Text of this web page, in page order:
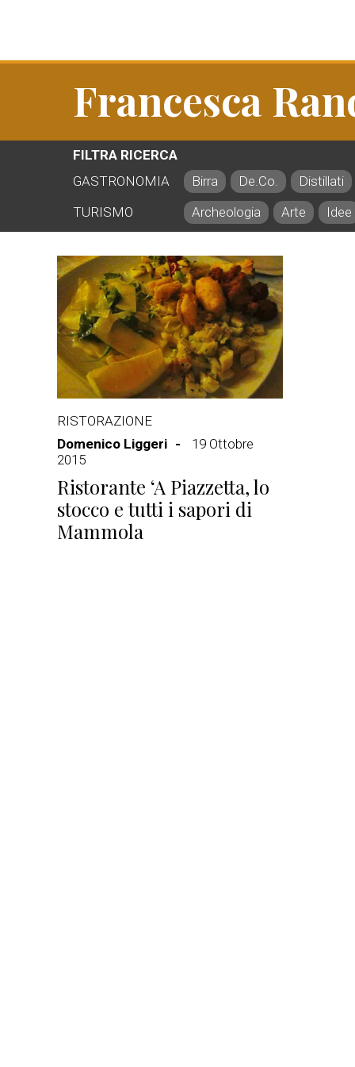
Francesca
FILTRA RICERCA
GASTRONOMIA
Birra De.Co.
Distillati
TURISMO
Archeologia Arte Idee
RISTORAZIONE
Domenico Liggeri
19 Ottobre
2015
Ristorante ‘A Piazzetta, lo
stocco e tutti i sapori di
Mammola